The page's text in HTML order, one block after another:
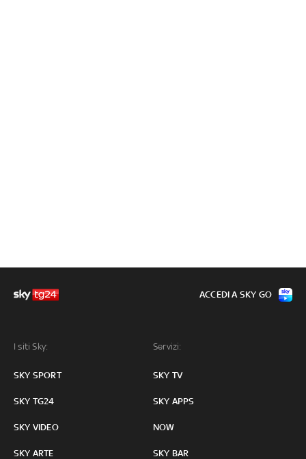
I siti Sky:
SKY SPORT
SKY TG24
SKY VIDEO
SKY ARTE
Servizi:
SKY TV
SKY APPS
NOW
SKY BAR
ACCEDI A SKY GO